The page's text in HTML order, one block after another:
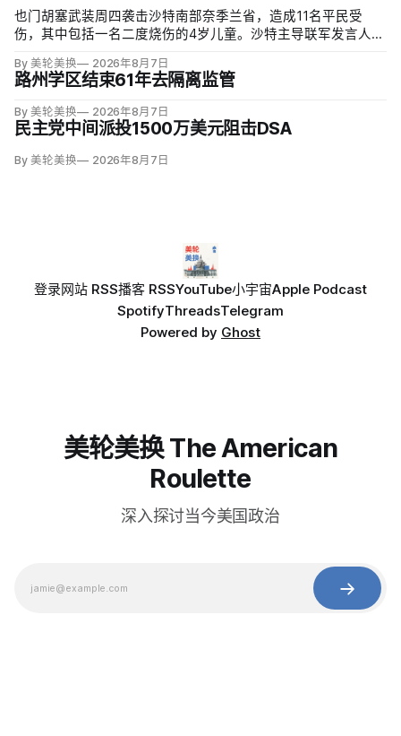
也门胡塞武装周四袭击沙特南部奈季兰省，造成11名平民受
伤，其中包括一名二度烧伤的4岁儿童。沙特主导联军发言人图
区；
By 美轮美换 2026年8月7日
路州学区结束61年去隔离监管
By 美轮美换 2026年8月7日
民主党中间派投1500万美元阻击DSA
By 美轮美换 2026年8月7日
登录网站 RSS播客 RSSYouTube小宇宙Apple Podcast
SpotifyThreadsTelegram
Powered by Ghost
美轮美换 The American
Roulette
深入探讨当今美国政治